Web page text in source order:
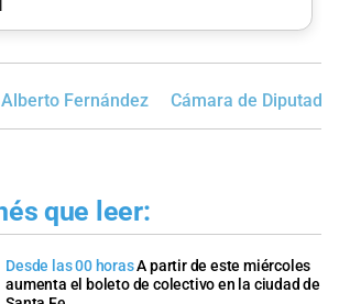
Alberto Fernández Cámara de
que leer:
Desde las 00 horasA partir de este miércoles
aumenta el boleto de colectivo en la ciudad de